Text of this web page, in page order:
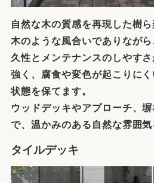
自然な木の質感を再現した樹
木のような風合いでありなが
久性とメンテナンスのしやす
強く、腐食や変色が起こりに
状態を保てます。
ウッドデッキやアプローチ、
で、温かみのある自然な雰囲気
タイルデッキ